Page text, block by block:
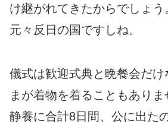
け継がれてきたからでしょう
元々反日の国ですしね。
儀式は歓迎式典と晩餐会だけ
まが着物を着ることもありま
静養に合計8日間、公に出た